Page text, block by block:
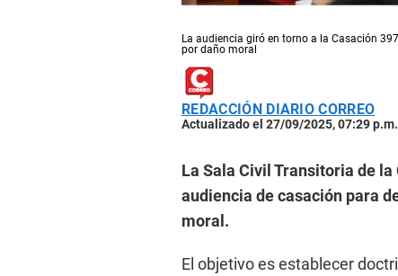
La audiencia giró en torno a la Casación
por daño moral
REDACCIÓN DIARIO CORREO
Actualizado el 27/09/2025, 07:29 p.m.
La Sala Civil Transitoria de
audiencia de casación para
moral.
El objetivo es establecer